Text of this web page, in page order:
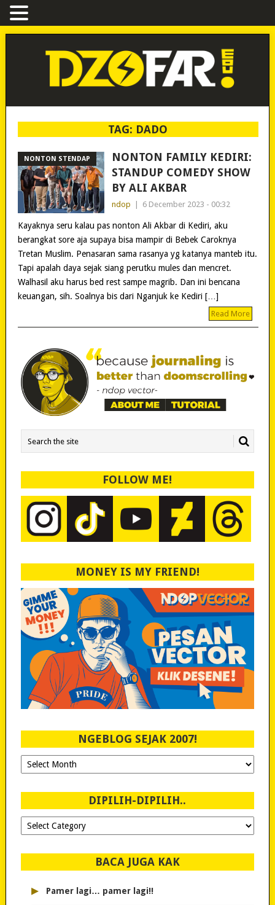
TAG: DADO
NONTON STENDAP
NONTON FAMILY KEDIRI:
STANDUP COMEDY SHOW
BY ALI AKBAR
ndop 6 December 2023 - 00:32
Kayaknya seru kalau pas nonton Ali Akbar di Kediri, aku
berangkat sore aja supaya bisa mampir di Bebek Caroknya
Tretan Muslim. Penasaran sama rasanya yg katanya manteb itu.
Tapi apalah daya sejak siang perutku mules dan mencret.
Walhasil aku harus bed rest sampe magrib. Dan ini bencana
keuangan, sih. Soalnya bis dari Nganjuk ke Kediri […]
Read More
FOLLOW ME!
MONEY IS MY FRIEND!
NGEBLOG SEJAK 2007!
Ngeblog
Sejak
DIPILIH-DIPILIH..
Dipilih-
dipilih..
BACA JUGA KAK
▸ Pamer lagi… pamer lagi!!